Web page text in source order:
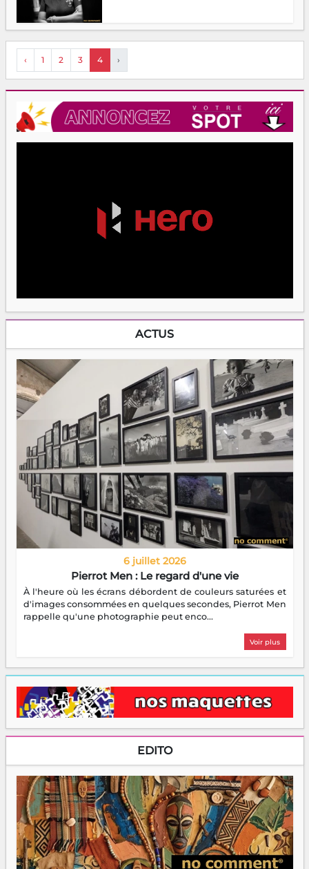
‹ 1 2 3 4 ›
ACTUS
6 juillet 2026
Pierrot Men : Le regard d'une vie
À l'heure où les écrans débordent de couleurs saturées et
d'images consommées en quelques secondes, Pierrot Men
rappelle qu'une photographie peut enco...
Voir plus
EDITO